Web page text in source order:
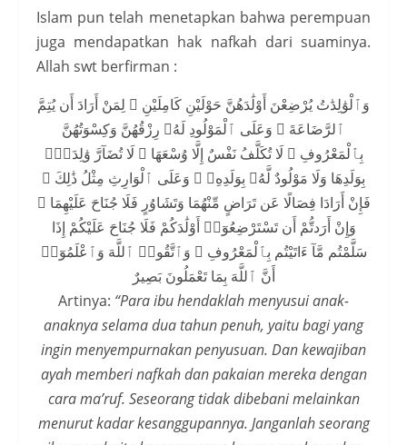
Islam pun telah menetapkan bahwa perempuan
juga mendapatkan hak nafkah dari suaminya.
Allah swt berfirman :
وَٱلْوَٰلِدَٰتُ يُرْضِعْنَ أَوْلَٰدَهُنَّ حَوْلَيْنِ كَامِلَيْنِ ۖ لِمَنْ أَرَادَ أَن يُتِمَّ
ٱلرَّضَاعَةَ ۚ وَعَلَى ٱلْمَوْلُودِ لَهُۥ رِزْقُهُنَّ وَكِسْوَتُهُنَّ
بِٱلْمَعْرُوفِ ۚ لَا تُكَلَّفُ نَفْسٌ إِلَّا وُسْعَهَا ۚ لَا تُضَآرَّ وَٰلِدَةٌۢ
بِوَلَدِهَا وَلَا مَوْلُودٌ لَّهُۥ بِوَلَدِهِۦ ۚ وَعَلَى ٱلْوَارِثِ مِثْلُ ذَٰلِكَ ۗ
فَإِنْ أَرَادَا فِصَالًا عَن تَرَاضٍ مِّنْهُمَا وَتَشَاوُرٍ فَلَا جُنَاحَ عَلَيْهِمَا ۗ
وَإِنْ أَرَدتُّمْ أَن تَسْتَرْضِعُوٓا۟ أَوْلَٰدَكُمْ فَلَا جُنَاحَ عَلَيْكُمْ إِذَا
سَلَّمْتُم مَّآ ءَاتَيْتُم بِٱلْمَعْرُوفِ ۗ وَٱتَّقُوا۟ ٱللَّهَ وَٱعْلَمُوٓا۟
أَنَّ ٱللَّهَ بِمَا تَعْمَلُونَ بَصِيرٌ
Artinya: “Para ibu hendaklah menyusui anak-
anaknya selama dua tahun penuh, yaitu bagi yang
ingin menyempurnakan penyusuan. Dan kewajiban
ayah memberi nafkah dan pakaian mereka dengan
cara ma’ruf. Seseorang tidak dibebani melainkan
menurut kadar kesanggupannya. Janganlah seorang